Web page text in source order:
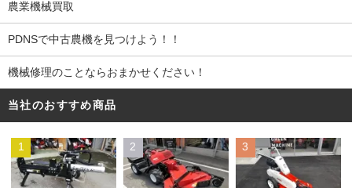
農業機械買取
PDNSで中古農機を見つけよう！！
機械修理のことならおまかせください！
当社のおすすめ商品
1 2 3